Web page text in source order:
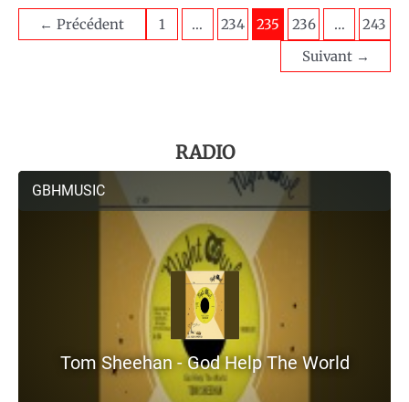
← Précédent 1 … 234 235 236 …
243
Suivant →
RADIO